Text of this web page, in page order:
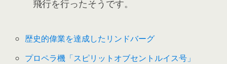
飛行を行ったそうです。
歴史的偉業を達成したリンドバーグ
プロペラ機「スピリットオブセントルイス号」